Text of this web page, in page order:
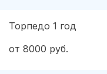
Торпедо 1 год
от 8000 руб.